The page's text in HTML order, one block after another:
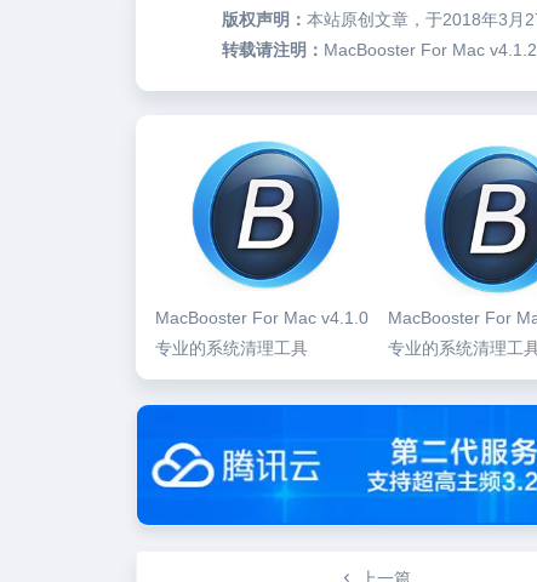
版权声明： 本站原创文章，于2018年3月
转载请注明： MacBooster For Mac
MacBooster For Mac v4.1.0
专业的系统清理工具
MacBooster For
专业的系统清理工
上一篇